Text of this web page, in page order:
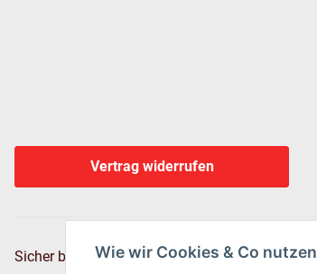
Wie wir Cookies & Co nutzen
Vertrag widerrufen
Sicher bezahlen via: